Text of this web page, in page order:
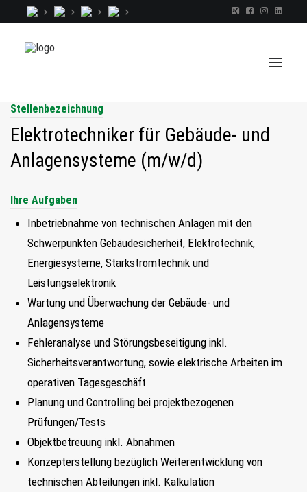
TALENTINDEX
CONSULTING
RECRUITING
COACHING
JOBS
EXTRA
KOPF
FIND MY JOB
JETZT BEWERBEN
Stellenbezeichnung
Elektrotechniker für Gebäude- und
Anlagensysteme (m/w/d)
Ihre Aufgaben
Inbetriebnahme von technischen Anlagen mit den
Schwerpunkten Gebäudesicherheit, Elektrotechnik,
Energiesysteme, Starkstromtechnik und
Leistungselektronik
Wartung und Überwachung der Gebäude- und
Anlagensysteme
Fehleranalyse und Störungsbeseitigung inkl.
Sicherheitsverantwortung, sowie elektrische Arbeiten im
operativen Tagesgeschäft
Planung und Controlling bei projektbezogenen
Prüfungen/Tests
Objektbetreuung inkl. Abnahmen
Konzepterstellung bezüglich Weiterentwicklung von
technischen Abteilungen inkl. Kalkulation